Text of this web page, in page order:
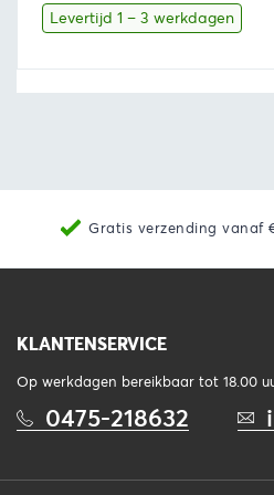
was:
is:
Levertijd 1 – 3 werkdagen
Gratis verzending vanaf
KLANTENSERVICE
Op werkdagen bereikbaar tot 18.00
0475-218632